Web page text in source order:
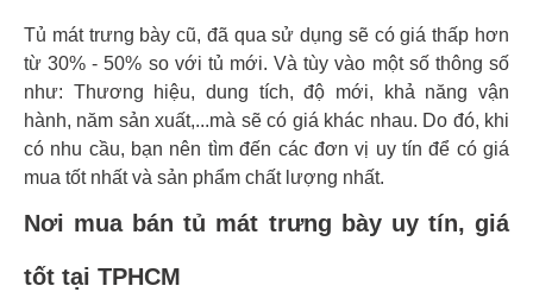
Tủ mát trưng bày cũ, đã qua sử dụng sẽ có giá thấp hơn
từ 30% - 50% so với tủ mới. Và tùy vào một số thông số
như: Thương hiệu, dung tích, độ mới, khả năng vận
hành, năm sản xuất,...mà sẽ có giá khác nhau. Do đó, khi
có nhu cầu, bạn nên tìm đến các đơn vị uy tín để có giá
mua tốt nhất và sản phẩm chất lượng nhất.
Nơi mua bán tủ mát trưng bày uy tín, giá
tốt tại TPHCM